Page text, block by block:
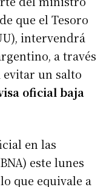
que el Tesoro
intervendrá
a través
evitar un salto
oficial baja
en las
este lunes
que equivale a